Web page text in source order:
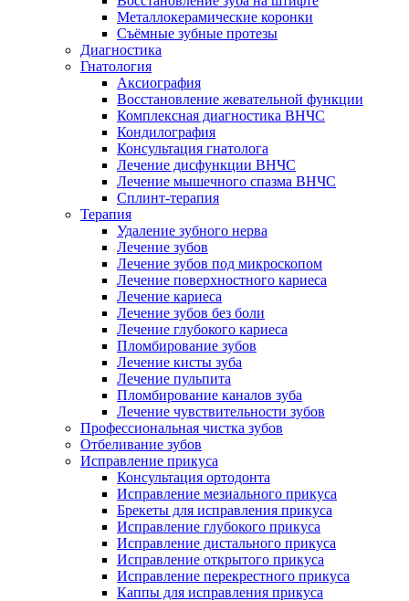
Металлокерамические коронки
Съёмные зубные протезы
Диагностика
Гнатология
Аксиография
Восстановление жевательной функции
Комплексная диагностика ВНЧС
Кондилография
Консультация гнатолога
Лечение дисфункции ВНЧС
Лечение мышечного спазма ВНЧС
Сплинт-терапия
Терапия
Удаление зубного нерва
Лечение зубов
Лечение зубов под микроскопом
Лечение поверхностного кариеса
Лечение кариеса
Лечение зубов без боли
Лечение глубокого кариеса
Пломбирование зубов
Лечение кисты зуба
Лечение пульпита
Пломбирование каналов зуба
Лечение чувствительности зубов
Профессиональная чистка зубов
Отбеливание зубов
Исправление прикуса
Консультация ортодонта
Исправление мезиального прикуса
Брекеты для исправления прикуса
Исправление глубокого прикуса
Исправление дистального прикуса
Исправление открытого прикуса
Исправление перекрестного прикуса
Каппы для исправления прикуса